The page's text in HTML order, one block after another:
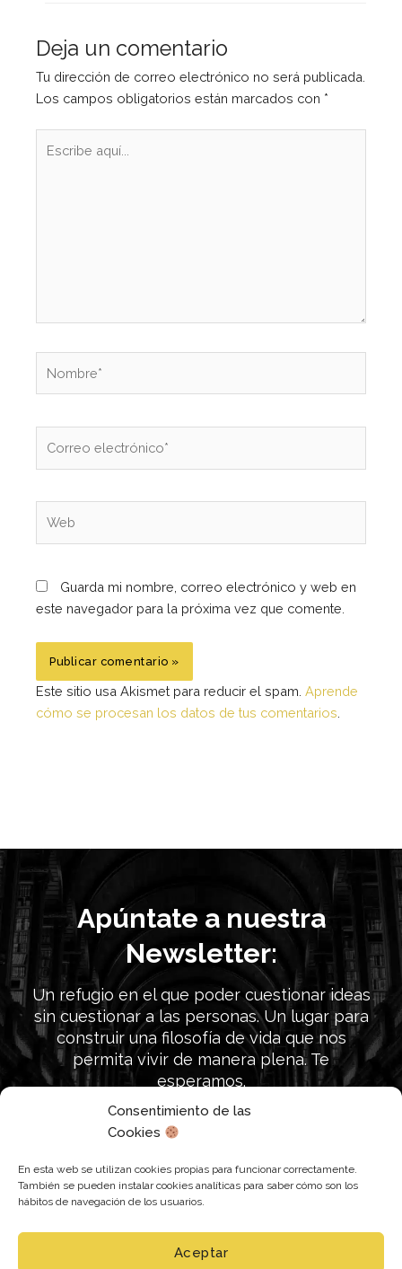
Consentimiento de las
Cookies
En esta web se utilizan cookies propias para funcionar correctamente.
También se pueden instalar cookies analíticas para saber cómo son los
hábitos de navegación de los usuarios.
Aceptar
Deja un comentario
Tu dirección de correo electrónico no será publicada.
Los campos obligatorios están marcados con *
aquí...
electrónico*
Guarda mi nombre, correo electrónico y web en
este navegador para la próxima vez que comente.
Este sitio usa Akismet para reducir el spam. Aprende
cómo se procesan los datos de tus comentarios
Apúntate a nuestra
Newsletter:
Un refugio en el que poder cuestionar ideas
sin cuestionar a las personas. Un lugar para
construir una filosofía de vida que nos
permita vivir de manera plena. Te
esperamos.
Únete a nuestra búsqueda